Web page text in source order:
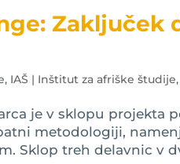
Zaključek
, IAŠ | Inštitut za afriške študije,
je v sklopu projekta
metodologiji,
Sklop treh delavnic v